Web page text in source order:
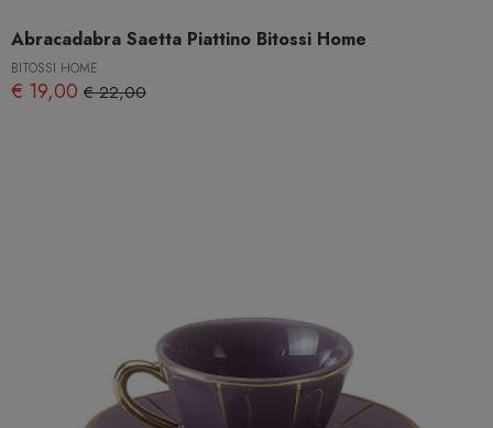
Abracadabra Saetta Piattino Bitossi Home
BITOSSI HOME
€ 19,00 € 22,00